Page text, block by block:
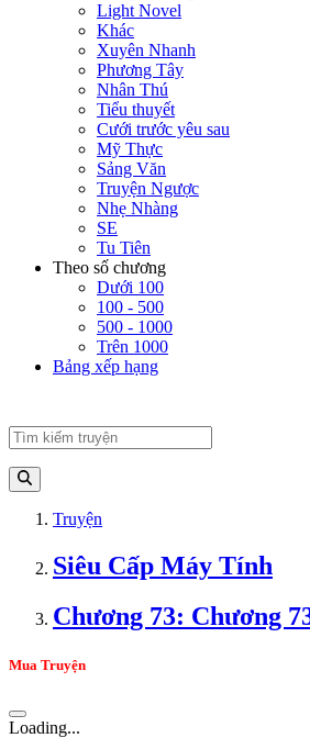
Light Novel
Khác
Xuyên Nhanh
Phương Tây
Nhân Thú
Tiểu thuyết
Cưới trước yêu sau
Mỹ Thực
Sảng Văn
Truyện Ngược
Nhẹ Nhàng
SE
Tu Tiên
Theo số chương
Dưới 100
100 - 500
500 - 1000
Trên 1000
Bảng xếp hạng
Truyện
Siêu Cấp Máy Tính
Chương 73: Chương
Mua Truyện
Loading...